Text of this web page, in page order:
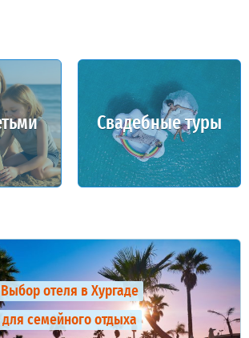
Свадебные туры
Выбор отеля в Хургаде
для семейного отдыха